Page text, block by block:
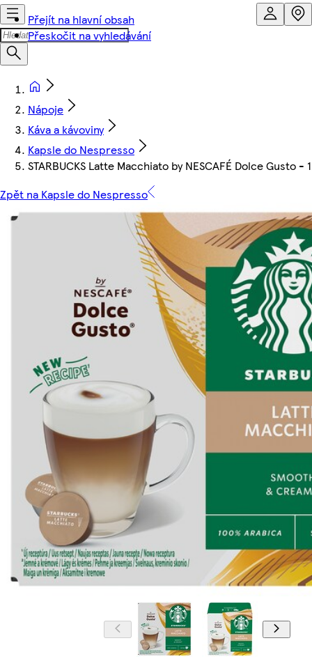
Přejít na hlavní obsah
Přeskočit na vyhledávání
Nápoje
Káva a kávoviny
Kapsle do Nespresso
STARBUCKS Latte Macchiato by NESCAFÉ Dolce Gusto -
Zpět na Kapsle do Nespresso